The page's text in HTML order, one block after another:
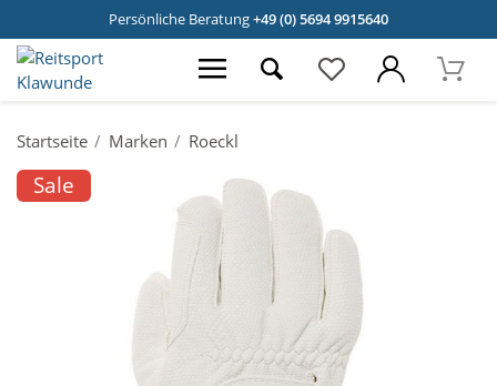
Persönliche Beratung+49 (0) 5694 9915640
Startseite Marken Roeckl
Sale